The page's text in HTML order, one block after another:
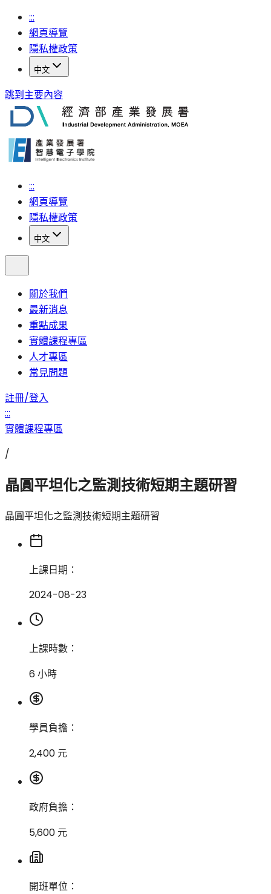
:::
網頁導覽
隱私權政策
中文
跳到主要內容
:::
網頁導覽
隱私權政策
中文
關於我們
最新消息
重點成果
實體課程專區
人才專區
常見問題
註冊/登入
:::
實體課程專區
/
晶圓平坦化之監測技術短期主題研習
晶圓平坦化之監測技術短期主題研習
上課日期：
2024-08-23
上課時數：
6 小時
學員負擔：
2,400 元
政府負擔：
5,600 元
開班單位：